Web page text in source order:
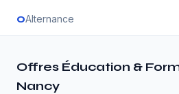
0Alternance
Offres Éducation &
Nancy